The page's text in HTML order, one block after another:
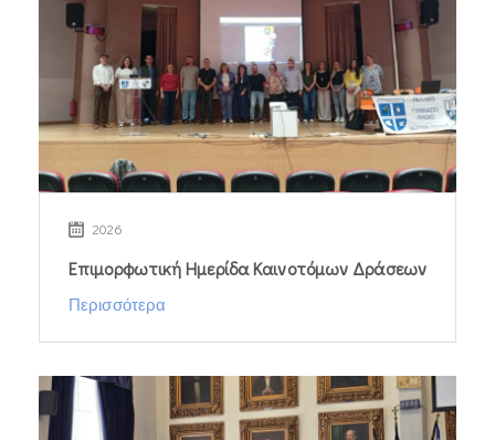
2026
Επιμορφωτική Ημερίδα Καινοτόμων Δράσεων
Περισσότερα